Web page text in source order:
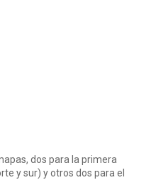
dos para la primera
y sur) y otros dos para el